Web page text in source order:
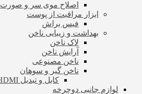
اصلاح موی سر و صورت
ابزار مراقبت از پوست
فیس براش
بهداشت و زیبایی ناخن
لاک ناخن
آرایش ناخن
ناخن مصنوعی
ناخن گیر و سوهان
کابل و تبدیل HDMI
لوازم جانبی دوچرخه